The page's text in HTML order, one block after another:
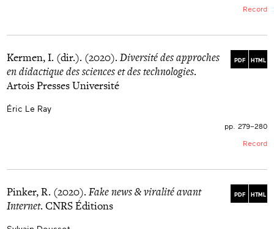
Record
PDF HTML
Kermen, I. (dir.). (2020). Diversité des approches
en didactique des sciences et des technologies.
Artois Presses Université
Éric Le Ray
pp. 279–280
Record
PDF HTML
Pinker, R. (2020). Fake news & viralité avant
Internet. CNRS Éditions